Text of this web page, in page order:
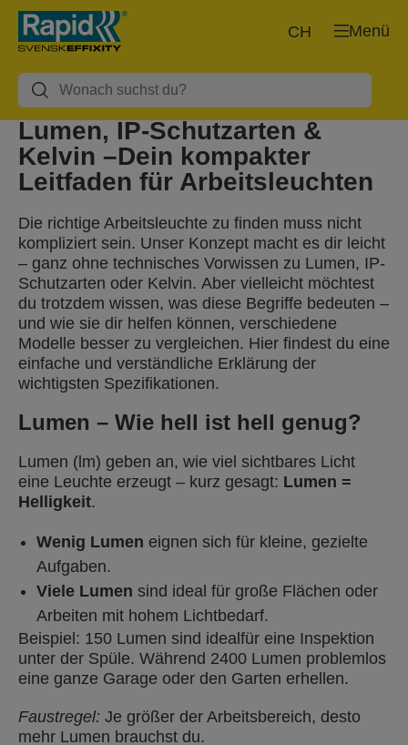
Menü
CH
Lumen, IP-Schutzarten &
Kelvin –Dein kompakter
Leitfaden für Arbeitsleuchten
Die richtige Arbeitsleuchte zu finden muss nicht
kompliziert sein. Unser Konzept macht es dir leicht
– ganz ohne technisches Vorwissen zu Lumen, IP-
Schutzarten oder Kelvin. Aber vielleicht möchtest
du trotzdem wissen, was diese Begriffe bedeuten –
und wie sie dir helfen können, verschiedene
Modelle besser zu vergleichen. Hier findest du eine
einfache und verständliche Erklärung der
wichtigsten Spezifikationen.
Lumen – Wie hell ist hell genug?
Lumen (lm) geben an, wie viel sichtbares Licht
eine Leuchte erzeugt – kurz gesagt: Lumen =
Helligkeit.
Wenig Lumen eignen sich für kleine, gezielte
Aufgaben.
Viele Lumen sind ideal für große Flächen oder
Arbeiten mit hohem Lichtbedarf.
Beispiel: 150 Lumen sind idealfür eine Inspektion
unter der Spüle. Während 2400 Lumen problemlos
eine ganze Garage oder den Garten erhellen.
Faustregel: Je größer der Arbeitsbereich, desto
mehr Lumen brauchst du.